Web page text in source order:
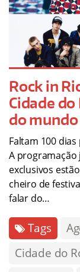
Rock in
Cidade
do mundo
Faltam 100
A programação
exclusivos
cheiro de
falar do…
Tags
Cidade do